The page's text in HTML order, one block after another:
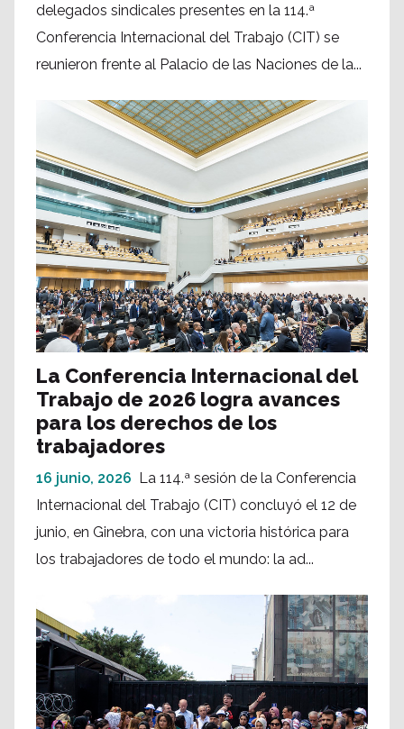
delegados sindicales presentes en la 114.ª
Conferencia Internacional del Trabajo (CIT) se
reunieron frente al Palacio de las Naciones de la...
La Conferencia Internacional del
Trabajo de 2026 logra avances
para los derechos de los
trabajadores
16 junio, 2026 La 114.ª sesión de la Conferencia
Internacional del Trabajo (CIT) concluyó el 12 de
junio, en Ginebra, con una victoria histórica para
los trabajadores de todo el mundo: la ad...